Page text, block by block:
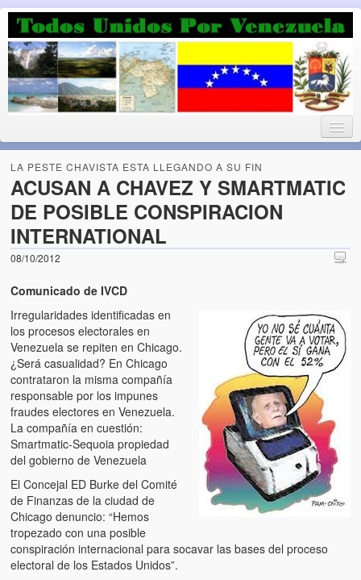
Luchando por la Democracia
Fuera el chavismo, la peor peste que le ha caido a esta tierra
Home
¡Bienvenido!
Blog. (Todos Unidos por Venezuela welcomes you to our Blog)
Acerca de este blog (About this Blog)
Artículos
El Tipo y los Rojos en Los Teques (The Jerk and the Reds in
Teques)
Hablé con Chavistas (I spoke with chavistas)
La burla del Chavez “tan amante de los niños” (The mockery of
Chavez “such a children lover”)
Los niños de las calles de Venezuela (Children of the streets of
Venezuela)
LA PESTE CHAVISTA ESTA LLEGANDO A SU FIN
ACUSAN A CHAVEZ Y SMARTMATIC
DE POSIBLE CONSPIRACION
INTERNATIONAL
08/10/2012
Comunicado de IVCD
Irregularidades identificadas en
los procesos electorales en
Venezuela se repiten en Chicago.
¿Será casualidad? En Chicago
contrataron la misma compañía
responsable por los impunes
fraudes electores en Venezuela.
La compañía en cuestión:
Smartmatic-Sequoia propiedad
del gobierno de Venezuela
El Concejal ED Burke del Comité
de Finanzas de la ciudad de
Chicago denuncio: “Hemos
tropezado con una posible
conspiración internacional para socavar las bases del proceso
electoral de los Estados Unidos”.